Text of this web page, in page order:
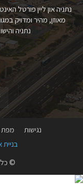
נתניה און ליין פורטל
מאוזן, מהיר ומדויק
נתניה
נגישות
© כל